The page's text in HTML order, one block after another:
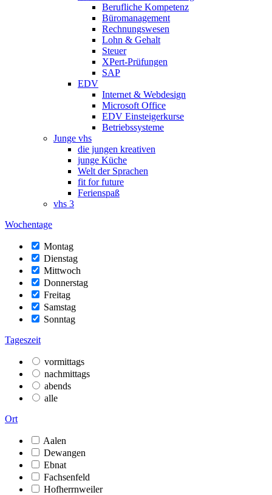
Berufliche Kompetenz
Büromanagement
Rechnungswesen
Lohn & Gehalt
Steuer
XPert-Prüfungen
SAP
EDV
Internet & Webdesign
Microsoft Office
EDV Einsteigerkurse
Betriebssysteme
Junge vhs
die jungen kreativen
junge Küche
Welt der Sprachen
fit for future
Ferienspaß
vhs 3
Wochentage
Montag
Dienstag
Mittwoch
Donnerstag
Freitag
Samstag
Sonntag
Tageszeit
vormittags
nachmittags
abends
alle
Ort
Aalen
Dewangen
Ebnat
Fachsenfeld
Hofherrnweiler